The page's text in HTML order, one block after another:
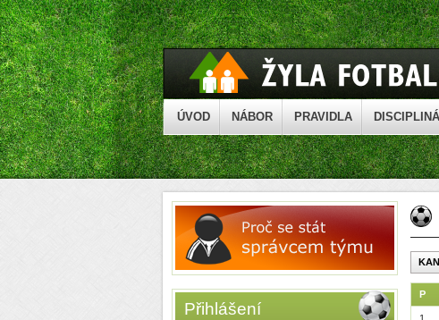
ÚVOD NÁBOR PRAVIDLA
Přihlášení
P